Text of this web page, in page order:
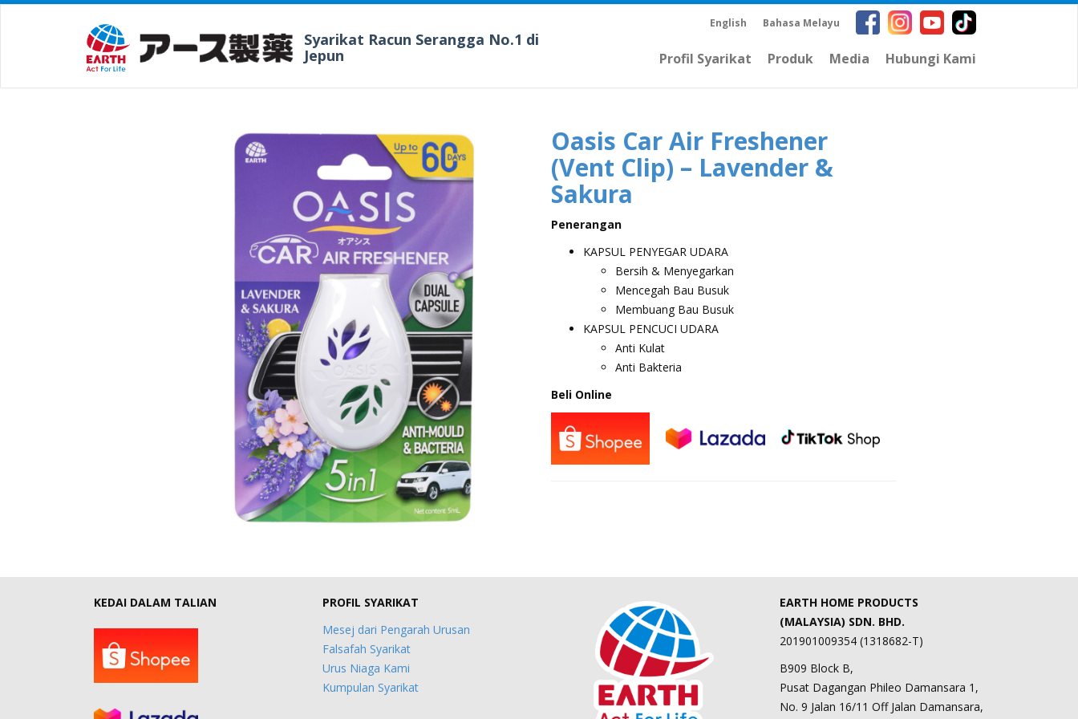
Syarikat Racun Serangga No.1 di
Jepun
English Bahasa Melayu
Profil Syarikat Produk Media Hubungi Kami
Oasis Car Air Freshener
(Vent Clip) – Lavender &
Sakura
Penerangan
KAPSUL PENYEGAR UDARA
Bersih & Menyegarkan
Mencegah Bau Busuk
Membuang Bau Busuk
KAPSUL PENCUCI UDARA
Anti Kulat
Anti Bakteria
Beli Online
KEDAI DALAM TALIAN
PROFIL SYARIKAT
Mesej dari Pengarah Urusan
Falsafah Syarikat
Urus Niaga Kami
Kumpulan Syarikat
EARTH HOME PRODUCTS
(MALAYSIA) SDN. BHD.
201901009354 (1318682-T)
B909 Block B,
Pusat Dagangan Phileo Damansara 1,
No. 9 Jalan 16/11 Off Jalan Damansara,